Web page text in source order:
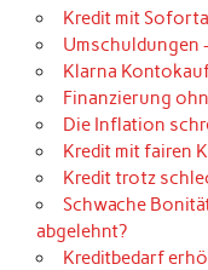
Kredit mit
Umschuldungen
Klarna
Finanzierung
Die Inflation
Kredit mit fairen
Kredit trotz
Schwache
abgelehnt?
Kreditbedarf